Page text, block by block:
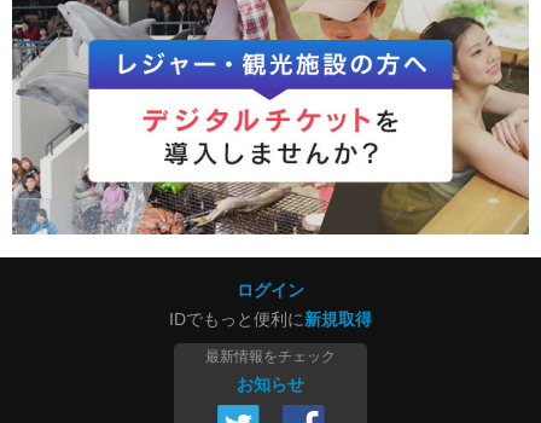
ログイン
IDでもっと便利に新規取得
最新情報をチェック
お知らせ